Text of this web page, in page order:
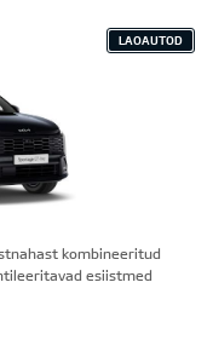
LAOAUTOD
kombineeritud
esiistmed